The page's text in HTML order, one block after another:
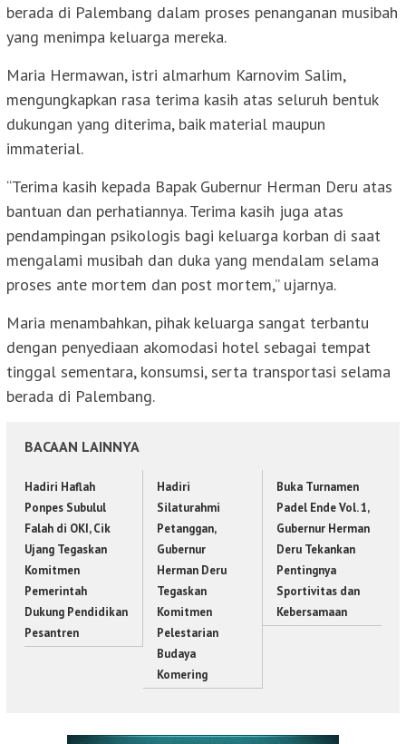
berada di Palembang dalam proses penanganan musibah
yang menimpa keluarga mereka.
Maria Hermawan, istri almarhum Karnovim Salim,
mengungkapkan rasa terima kasih atas seluruh bentuk
dukungan yang diterima, baik material maupun
immaterial.
“Terima kasih kepada Bapak Gubernur Herman Deru atas
bantuan dan perhatiannya. Terima kasih juga atas
pendampingan psikologis bagi keluarga korban di saat
mengalami musibah dan duka yang mendalam selama
proses ante mortem dan post mortem,” ujarnya.
Maria menambahkan, pihak keluarga sangat terbantu
dengan penyediaan akomodasi hotel sebagai tempat
tinggal sementara, konsumsi, serta transportasi selama
berada di Palembang.
BACAAN LAINNYA
Hadiri Haflah
Ponpes Subulul
Falah di OKI, Cik
Ujang Tegaskan
Komitmen
Pemerintah
Dukung Pendidikan
Pesantren
Hadiri
Silaturahmi
Petanggan,
Gubernur
Herman Deru
Tegaskan
Komitmen
Pelestarian
Budaya
Komering
Buka Turnamen
Padel Ende Vol. 1,
Gubernur Herman
Deru Tekankan
Pentingnya
Sportivitas dan
Kebersamaan